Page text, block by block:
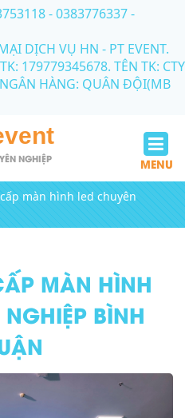
- 0383776337 -
DỊCH VỤ HN - PT EVENT.
179779345678. TÊN TK: CTY
HÀNG: QUÂN ĐỘI(MB
NGHIỆP MENU
màn hình led chuyên
MÀN HÌNH
NGHIỆP BÌNH